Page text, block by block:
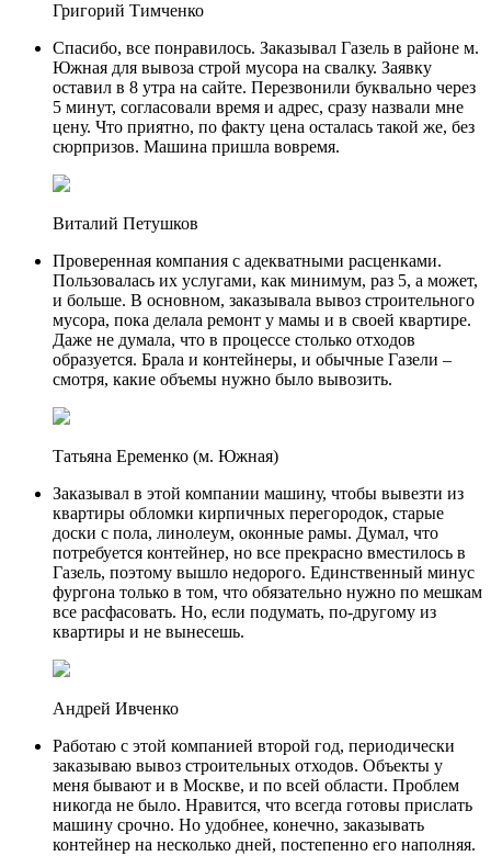
Григорий Тимченко
Спасибо, все понравилось. Заказывал Газель в районе м.
Южная для вывоза строй мусора на свалку. Заявку
оставил в 8 утра на сайте. Перезвонили буквально через
5 минут, согласовали время и адрес, сразу назвали мне
цену. Что приятно, по факту цена осталась такой же, без
сюрпризов. Машина пришла вовремя.
Виталий Петушков
Проверенная компания с адекватными расценками.
Пользовалась их услугами, как минимум, раз 5, а может,
и больше. В основном, заказывала вывоз строительного
мусора, пока делала ремонт у мамы и в своей квартире.
Даже не думала, что в процессе столько отходов
образуется. Брала и контейнеры, и обычные Газели –
смотря, какие объемы нужно было вывозить.
Татьяна Еременко (м. Южная)
Заказывал в этой компании машину, чтобы вывезти из
квартиры обломки кирпичных перегородок, старые
доски с пола, линолеум, оконные рамы. Думал, что
потребуется контейнер, но все прекрасно вместилось в
Газель, поэтому вышло недорого. Единственный минус
фургона только в том, что обязательно нужно по мешкам
все расфасовать. Но, если подумать, по-другому из
квартиры и не вынесешь.
Андрей Ивченко
Работаю с этой компанией второй год, периодически
заказываю вывоз строительных отходов. Объекты у
меня бывают и в Москве, и по всей области. Проблем
никогда не было. Нравится, что всегда готовы прислать
машину срочно. Но удобнее, конечно, заказывать
контейнер на несколько дней, постепенно его наполняя.